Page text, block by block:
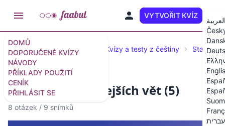
DOMŮ
DOPORUČENÉ KVÍZY
NÁVODY
PŘÍKLADY POUŽITÍ
CENÍK
PŘIHLÁSIT SE
VYTVOŘIT KVÍZ
עברית
Doporučené kvízy a testy Kvízy a testy z češtiny Stavba
Kvíz: Druhy vedlejších vět (5)
8 otázek / 9 snímků